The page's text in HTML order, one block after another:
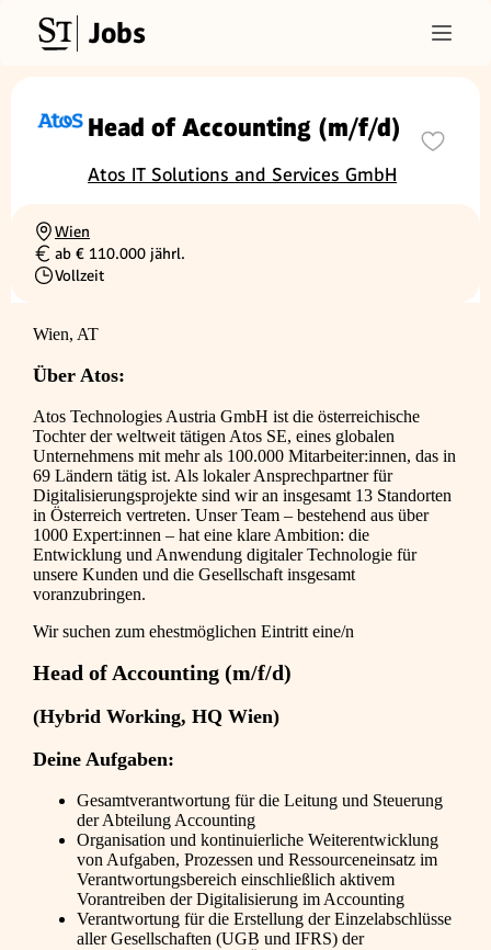
Jobs
Head of Accounting (m/f/d)
Atos IT Solutions and Services GmbH
Ortschaft
Wien
Gehalt
ab € 110.000 jährl.
Beschäftigungsart
Vollzeit
Wien, AT
Über Atos:
Atos Technologies Austria GmbH ist die österreichische
Tochter der weltweit tätigen Atos SE, eines globalen
Unternehmens mit mehr als 100.000 Mitarbeiter:innen, das in
69 Ländern tätig ist. Als lokaler Ansprechpartner für
Digitalisierungsprojekte sind wir an insgesamt 13 Standorten
in Österreich vertreten. Unser Team – bestehend aus über
1000 Expert:innen – hat eine klare Ambition: die
Entwicklung und Anwendung digitaler Technologie für
unsere Kunden und die Gesellschaft insgesamt
voranzubringen.
Wir suchen zum ehestmöglichen Eintritt eine/n
Head of Accounting (m/f/d)
(Hybrid Working, HQ Wien)
Deine Aufgaben:
Gesamtverantwortung für die Leitung und Steuerung
der Abteilung Accounting
Organisation und kontinuierliche Weiterentwicklung
von Aufgaben, Prozessen und Ressourceneinsatz im
Verantwortungsbereich einschließlich aktivem
Vorantreiben der Digitalisierung im Accounting
Verantwortung für die Erstellung der Einzelabschlüsse
aller Gesellschaften (UGB und IFRS) der